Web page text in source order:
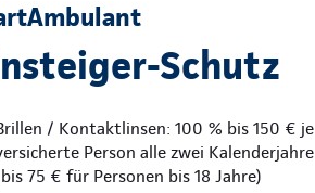
Schutz
/ Kontaktlinsen: 100 % bis 150 € je
Person alle zwei Kalenderjahre
75 € für Personen bis 18 Jahre)